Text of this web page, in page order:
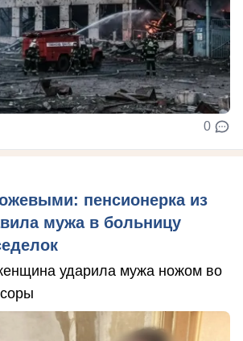
0
пенсионерка из
мужа в больницу
ударила мужа ножом во